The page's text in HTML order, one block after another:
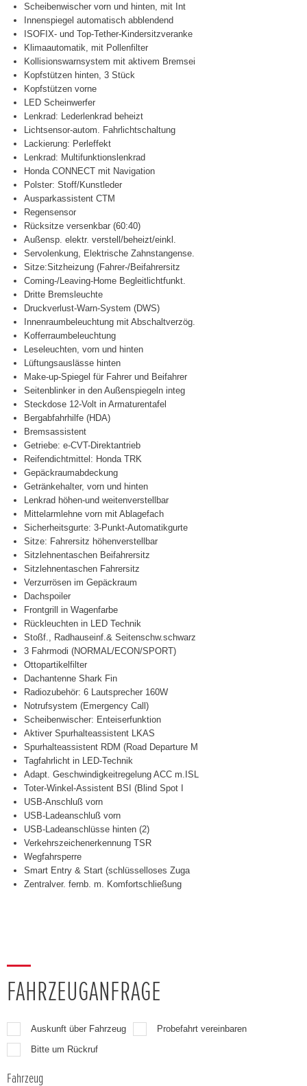
Scheibenwischer vorn und hinten, mit Int
Innenspiegel automatisch abblendend
ISOFIX- und Top-Tether-Kindersitzveranke
Klimaautomatik, mit Pollenfilter
Kollisionswarnsystem mit aktivem Bremsei
Kopfstützen hinten, 3 Stück
Kopfstützen vorne
LED Scheinwerfer
Lenkrad: Lederlenkrad beheizt
Lichtsensor-autom. Fahrlichtschaltung
Lackierung: Perleffekt
Lenkrad: Multifunktionslenkrad
Honda CONNECT mit Navigation
Polster: Stoff/Kunstleder
Ausparkassistent CTM
Regensensor
Rücksitze versenkbar (60:40)
Außensp. elektr. verstell/beheizt/einkl.
Servolenkung, Elektrische Zahnstangense.
Sitze:Sitzheizung (Fahrer-/Beifahrersitz
Coming-/Leaving-Home Begleitlichtfunkt.
Dritte Bremsleuchte
Druckverlust-Warn-System (DWS)
Innenraumbeleuchtung mit Abschaltverzög.
Kofferraumbeleuchtung
Leseleuchten, vorn und hinten
Lüftungsauslässe hinten
Make-up-Spiegel für Fahrer und Beifahrer
Seitenblinker in den Außenspiegeln integ
Steckdose 12-Volt in Armaturentafel
Bergabfahrhilfe (HDA)
Bremsassistent
Getriebe: e-CVT-Direktantrieb
Reifendichtmittel: Honda TRK
Gepäckraumabdeckung
Getränkehalter, vorn und hinten
Lenkrad höhen-und weitenverstellbar
Mittelarmlehne vorn mit Ablagefach
Sicherheitsgurte: 3-Punkt-Automatikgurte
Sitze: Fahrersitz höhenverstellbar
Sitzlehnentaschen Beifahrersitz
Sitzlehnentaschen Fahrersitz
Verzurrösen im Gepäckraum
Dachspoiler
Frontgrill in Wagenfarbe
Rückleuchten in LED Technik
Stoßf., Radhauseinf.& Seitenschw.schwarz
3 Fahrmodi (NORMAL/ECON/SPORT)
Ottopartikelfilter
Dachantenne Shark Fin
Radiozubehör: 6 Lautsprecher 160W
Notrufsystem (Emergency Call)
Scheibenwischer: Enteiserfunktion
Aktiver Spurhalteassistent LKAS
Spurhalteassistent RDM (Road Departure M
Tagfahrlicht in LED-Technik
Adapt. Geschwindigkeitregelung ACC m.ISL
Toter-Winkel-Assistent BSI (Blind Spot I
USB-Anschluß vorn
USB-Ladeanschluß vorn
USB-Ladeanschlüsse hinten (2)
Verkehrszeichenerkennung TSR
Wegfahrsperre
Smart Entry & Start (schlüsselloses Zuga
Zentralver. fernb. m. Komfortschließung
FAHRZEUGANFRAGE
Auskunft über Fahrzeug
Probefahrt vereinbaren
Bitte um Rückruf
Fahrzeug